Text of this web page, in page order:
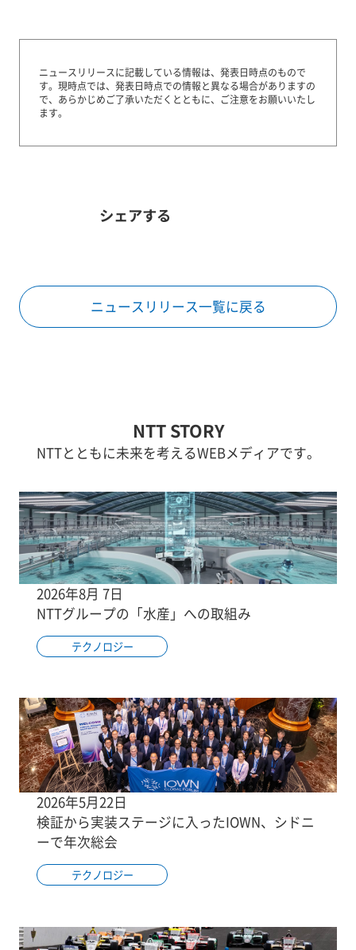
ニュースリリースに記載している情報は、発表日時点のもので
す。 現時点では、発表日時点での情報と異なる場合がありますの
で、あらかじめご了承いただくとともに、ご注意をお願いいたし
ます。
シェアする
ニュースリリース一覧に戻る
NTT STORY
NTTとともに未来を考えるWEBメディアです。
2026年8月 7日
NTTグループの「水産」への取組み
テクノロジー
2026年5月22日
検証から実装ステージに入ったIOWN、シドニ
ーで年次総会
テクノロジー